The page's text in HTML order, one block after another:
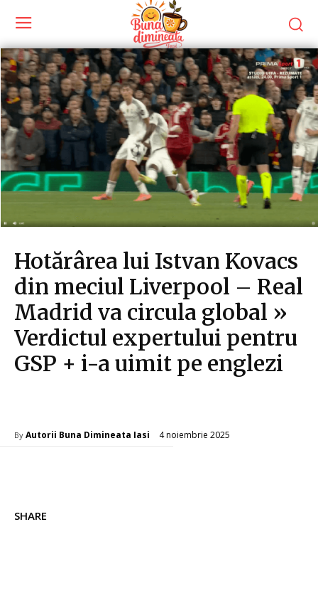
Hotărârea lui Istvan Kovacs
din meciul Liverpool – Real
Madrid va circula global »
Verdictul expertului pentru
GSP + i-a uimit pe englezi
By Autorii Buna Dimineata Iasi 4 noiembrie 2025
SHARE